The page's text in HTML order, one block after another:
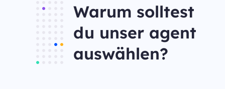
Warum solltest
du unser agent
auswählen?